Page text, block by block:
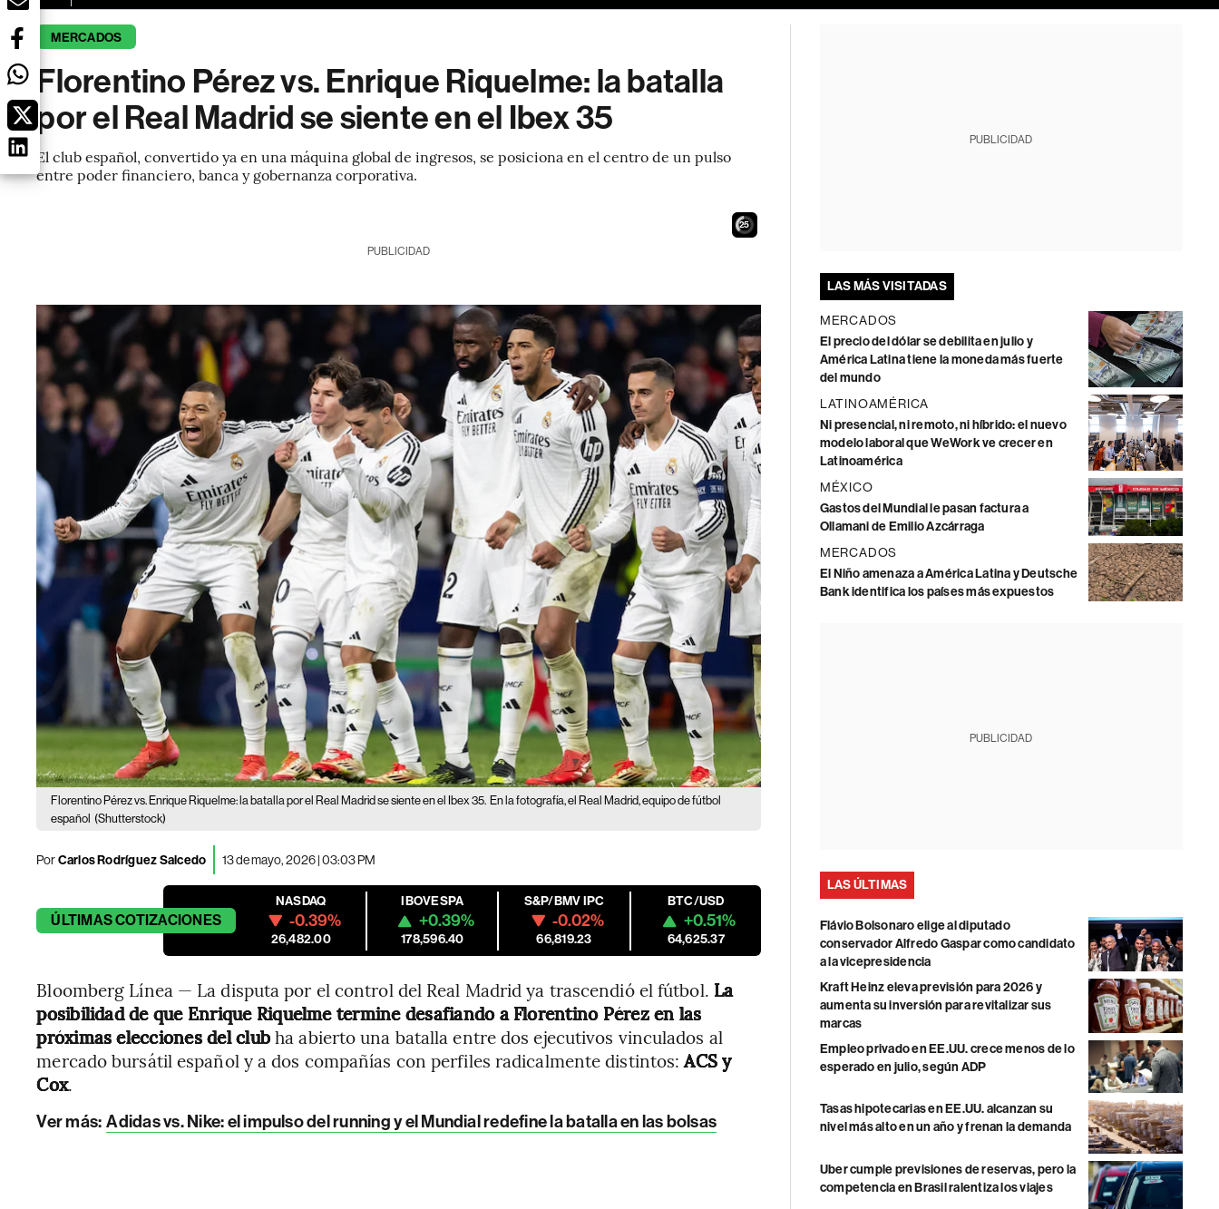
MERCADOS
Florentino Pérez vs. Enrique Riquelme: la batalla
por el Real Madrid se siente en el Ibex 35
El club español, convertido ya en una máquina global de ingresos, se posiciona en el centro de un pulso
entre poder financiero, banca y gobernanza corporativa.
24
PUBLICIDAD
Florentino Pérez vs. Enrique Riquelme: la batalla por el Real Madrid se siente en el Ibex 35. En la fotografía, el Real Madrid, equipo de fútbol
español (Shutterstock)
PorCarlos Rodríguez Salcedo 13 de mayo, 2026 | 03:03 PM
ÚLTIMASCOTIZACIONES
NASDAQ
-0.39%
26,482.00
IBOVESPA
+0.39%
178,596.40
S&P/BMV IPC
-0.02%
66,819.23
BTC/USD
+0.51%
64,625.37
Bloomberg Línea — La disputa por el control del Real Madrid ya trascendió el fútbol. La
posibilidad de que Enrique Riquelme termine desafiando a Florentino Pérez en las
próximas elecciones del clubha abierto una batalla entre dos ejecutivos vinculados al
mercado bursátil español y a dos compañías con perfiles radicalmente distintos:ACS y
Cox.
Ver más: Adidas vs. Nike: el impulso del running y el Mundial redefine la batalla en las bolsas
PUBLICIDAD
LAS MÁS VISITADAS
MERCADOS
El precio del dólar se debilita en julio y
América Latina tiene la moneda más fuerte
del mundo
LATINOAMÉRICA
Ni presencial, ni remoto, ni híbrido: el nuevo
modelo laboral que WeWork ve crecer en
Latinoamérica
MÉXICO
Gastos del Mundial le pasan factura a
Ollamani de Emilio Azcárraga
MERCADOS
El Niño amenaza a América Latina y Deutsche
Bank identifica los países más expuestos
PUBLICIDAD
LAS ÚLTIMAS
Flávio Bolsonaro elige al diputado
conservador Alfredo Gaspar como candidato
a la vicepresidencia
Kraft Heinz eleva previsión para 2026 y
aumenta su inversión para revitalizar sus
marcas
Empleo privado en EE.UU. crece menos de lo
esperado en julio, según ADP
Tasas hipotecarias en EE.UU. alcanzan su
nivel más alto en un año y frenan la demanda
Uber cumple previsiones de reservas, pero la
competencia en Brasil ralentiza los viajes